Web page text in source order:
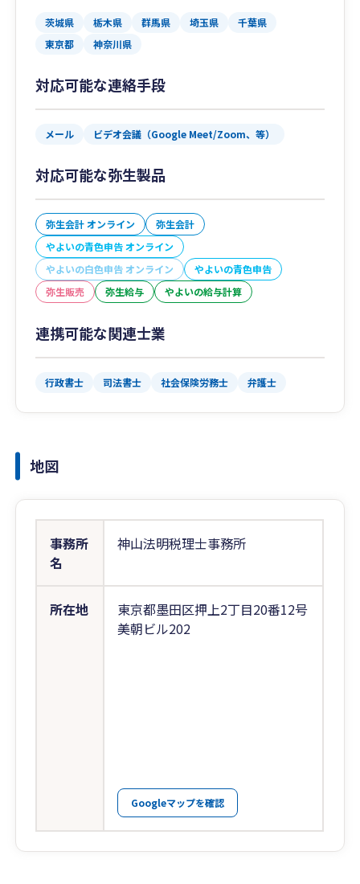
茨城県 栃木県 群馬県 埼玉県
千葉県
東京都
神奈川県
対応可能な連絡手段
メール ビデオ会議（Google Meet/Zoom、等）
対応可能な弥生製品
弥生会計 オンライン
弥生会計
やよいの青色申告 オンライン
やよいの白色申告 オンライン
やよいの青色申告
弥生販売
弥生給与 やよいの給与計算
連携可能な関連士業
行政書士 司法書士 社会保険労務士 弁護士
地図
事務所
名
神山法明税理士事務所
所在地
東京都墨田区押上2丁目20番12号
美朝ビル202
Googleマップを確認